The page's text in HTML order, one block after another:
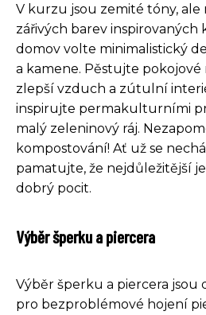
V kurzu jsou zemité tóny, ale
zářivých barev inspirovaných
domov volte minimalistický
a kamene. Pěstujte pokojové
zlepší vzduch a zútulní
inspirujte permakulturními
malý zeleninový ráj.
kompostování! Ať už se
pamatujte, že nejdůležitější
dobrý pocit.
Výběr šperku a piercera
Výběr šperku a piercera jsou
pro bezproblémové hojení